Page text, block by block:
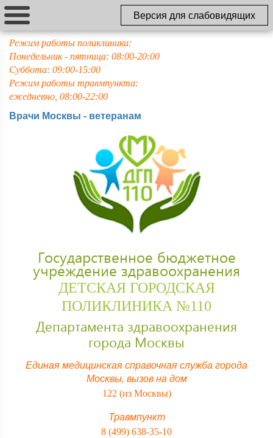
Версия для слабовидящих
Режим работы поликлиники:
Понедельник - пятница: 08:00-20:00
Суббота: 09:00-15:00
Режим работы травмпункта:
ежедневно, 08:00-22:00
Врачи Москвы - ветеранам
Государственное бюджетное
учреждение здравоохранения
ДЕТСКАЯ ГОРОДСКАЯ
ПОЛИКЛИНИКА №110
Департамента здравоохранения
города Москвы
Единая медицинская справочная служба города
Москвы, вызов на дом
122 (из Москвы)
Травмпункт
8 (499) 638-35-10